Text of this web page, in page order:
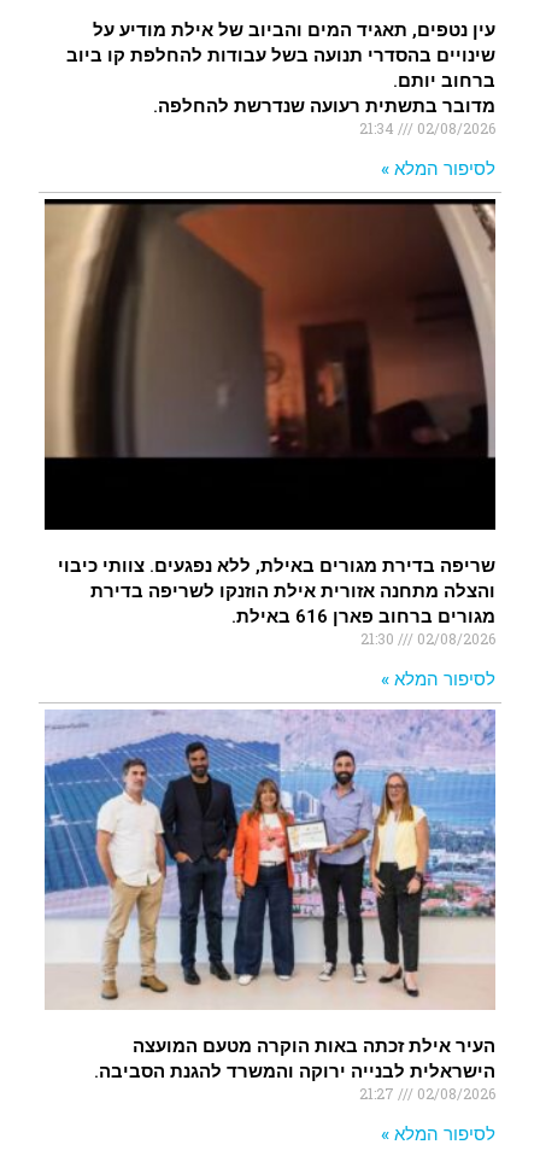
עין נטפים, תאגיד המים והביוב של אילת מודיע על
שינויים בהסדרי תנועה בשל עבודות להחלפת קו ביוב
ברחוב יותם.
מדובר בתשתית רעועה שנדרשת להחלפה.
02/08/2026
לסיפור המלא »
שריפה בדירת מגורים באילת, ללא נפגעים. צוותי כיבוי
והצלה מתחנה אזורית אילת הוזנקו לשריפה בדירת
מגורים ברחוב פארן 616 באילת.
02/08/2026
לסיפור המלא »
העיר אילת זכתה באות הוקרה מטעם המועצה
הישראלית לבנייה ירוקה והמשרד להגנת הסביבה.
02/08/2026
לסיפור המלא »